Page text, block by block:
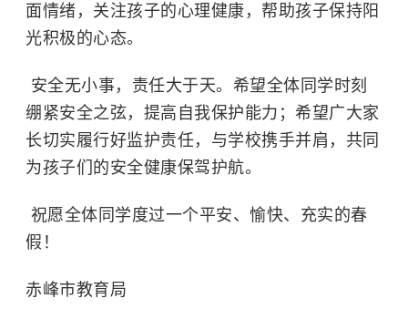
面情绪，关注孩子的心理健康，帮助孩子保持阳
光积极的心态。
安全无小事，责任大于天。希望全体同学时刻
绷紧安全之弦，提高自我保护能力；希望广大家
长切实履行好监护责任，与学校携手并肩，共同
为孩子们的安全健康保驾护航。
祝愿全体同学度过一个平安、愉快、充实的春
假！
赤峰市教育局